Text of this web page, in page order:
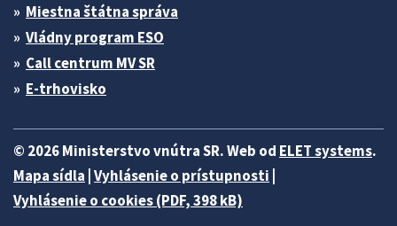
Miestna štátna správa
Vládny program ESO
Call centrum MV SR
E-trhovisko
© 2026 Ministerstvo vnútra SR. Web od ELET systems.
Mapa sídla Vyhlásenie o prístupnosti
Vyhlásenie o cookies (PDF, 398 kB)